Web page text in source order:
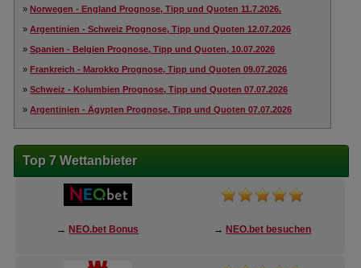
»Norwegen - England Prognose, Tipp und Quoten 11.7.2026.
»Argentinien - Schweiz Prognose, Tipp und Quoten 12.07.2026
»Spanien - Belgien Prognose, Tipp und Quoten, 10.07.2026
»Frankreich - Marokko Prognose, Tipp und Quoten 09.07.2026
»Schweiz - Kolumbien Prognose, Tipp und Quoten 07.07.2026
»Argentinien - Ägypten Prognose, Tipp und Quoten 07.07.2026
Top 7 Wettanbieter
→ NEO.bet Bonus → NEO.bet besuchen